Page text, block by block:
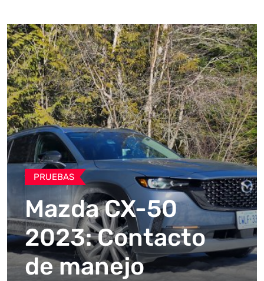
PRUEBAS
Mazda CX-50
2023: Contacto
de manejo